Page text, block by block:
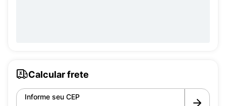
Calcular frete
Informe seu CEP